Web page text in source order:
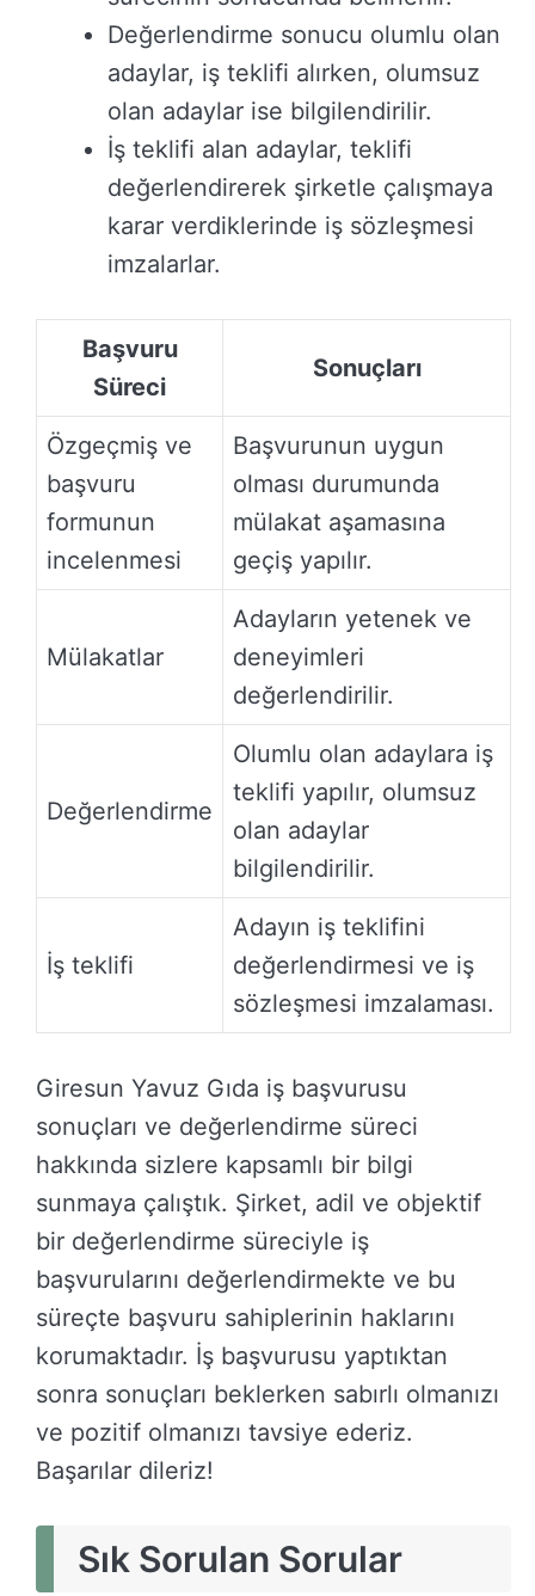
Değerlendirme sonucu olumlu olan
adaylar, iş teklifi alırken, olumsuz
olan adaylar ise bilgilendirilir.
İş teklifi alan adaylar, teklifi
değerlendirerek şirketle çalışmaya
karar verdiklerinde iş sözleşmesi
imzalarlar.
Başvuru
Süreci
Sonuçları
Özgeçmiş ve
başvuru
formunun
incelenmesi
Başvurunun uygun
olması durumunda
mülakat aşamasına
geçiş yapılır.
Mülakatlar
Adayların yetenek ve
deneyimleri
değerlendirilir.
Değerlendirme
Olumlu olan adaylara iş
teklifi yapılır, olumsuz
olan adaylar
bilgilendirilir.
İş teklifi
Adayın iş teklifini
değerlendirmesi ve iş
sözleşmesi imzalaması.
Giresun Yavuz Gıda iş başvurusu
sonuçları ve değerlendirme süreci
hakkında sizlere kapsamlı bir bilgi
sunmaya çalıştık. Şirket, adil ve objektif
bir değerlendirme süreciyle iş
başvurularını değerlendirmekte ve bu
süreçte başvuru sahiplerinin haklarını
korumaktadır. İş başvurusu yaptıktan
sonra sonuçları beklerken sabırlı olmanızı
ve pozitif olmanızı tavsiye ederiz.
Başarılar dileriz!
Sık Sorulan Sorular